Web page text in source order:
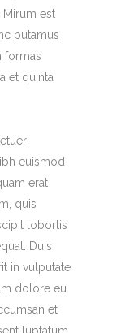
est
putamus
formas
et quinta
euismod
erat
quis
lobortis
Duis
in vulputate
dolore eu
et